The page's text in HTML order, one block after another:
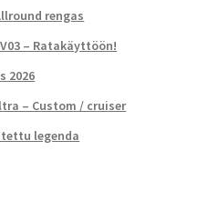
rengas
– Ratakäyttöön!
2026
– Custom / cruiser
legenda